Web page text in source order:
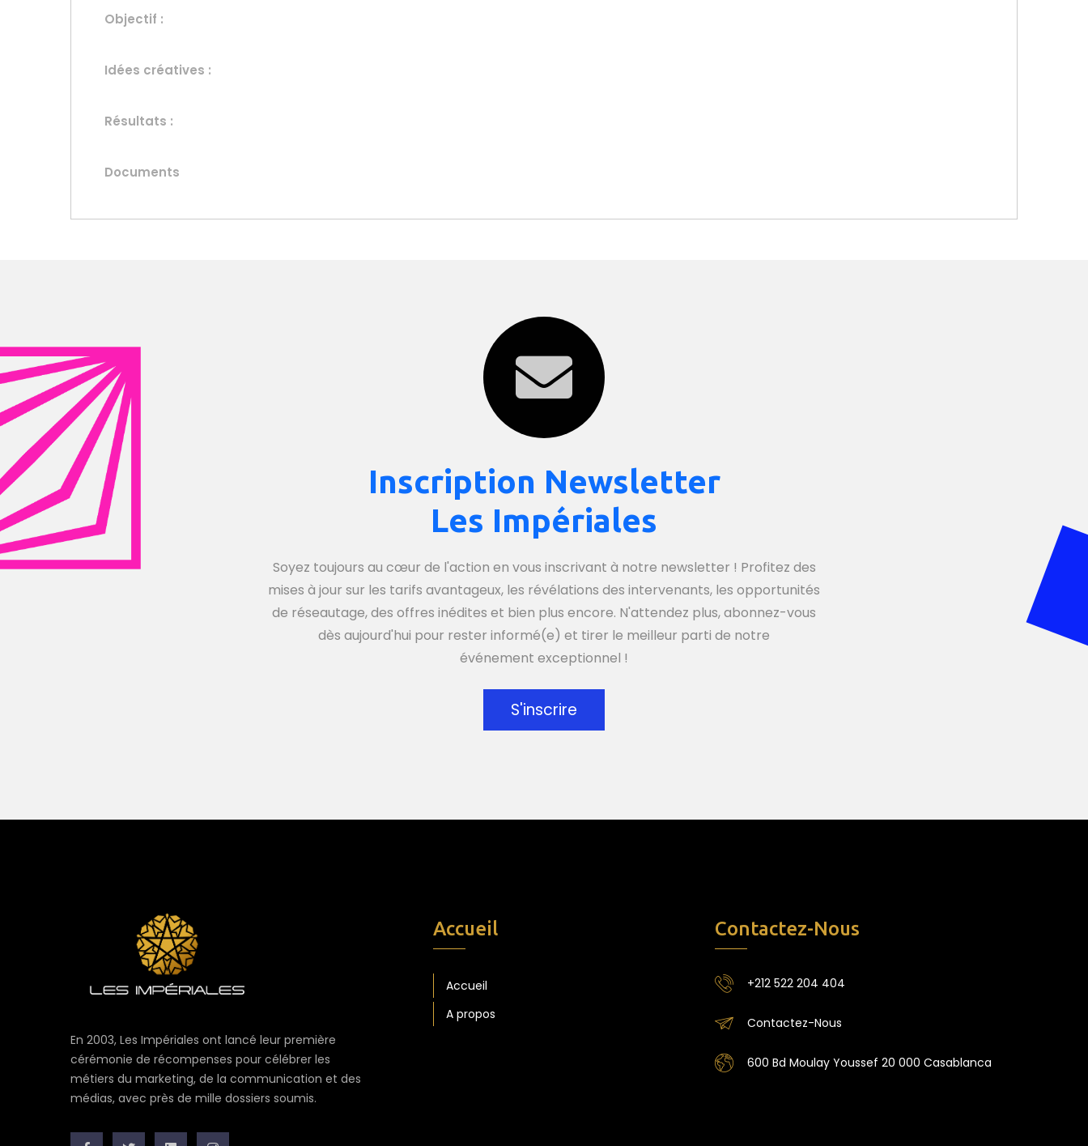
Objectif :
Idées créatives :
Résultats :
Documents
Inscription Newsletter
Les Impériales
Soyez toujours au cœur de l'action en vous inscrivant à notre newsletter ! Profitez des
mises à jour sur les tarifs avantageux, les révélations des intervenants, les opportunités
de réseautage, des offres inédites et bien plus encore. N'attendez plus, abonnez-vous
dès aujourd'hui pour rester informé(e) et tirer le meilleur parti de notre
événement exceptionnel !
S'inscrire
En 2003, Les Impériales ont lancé leur première
cérémonie de récompenses pour célébrer les
métiers du marketing, de la communication et des
médias, avec près de mille dossiers soumis.
Accueil
Accueil
A propos
Contactez-Nous
+212 522 204 404
Contactez-Nous
600 Bd Moulay Youssef 20 000 Casablanca